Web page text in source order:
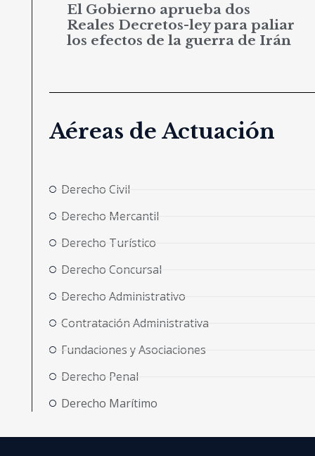
El Gobierno aprueba dos
Reales Decretos-ley para paliar
los efectos de la guerra de Irán
Aéreas de Actuación
Derecho Civil
Derecho Mercantil
Derecho Turístico
Derecho Concursal
Derecho Administrativo
Contratación Administrativa
Fundaciones y Asociaciones
Derecho Penal
Derecho Marítimo